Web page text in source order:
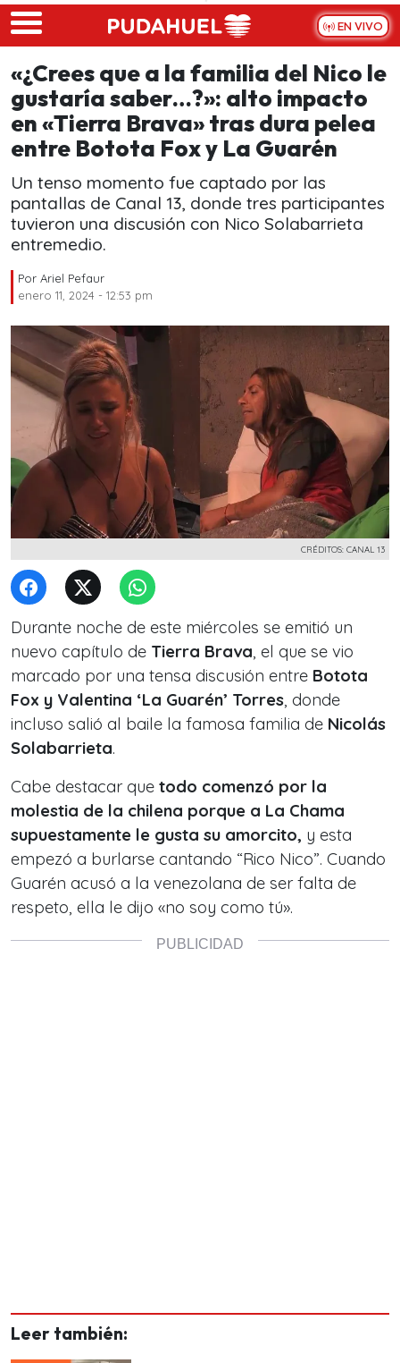
Skip to main content
EN VIVO
«¿Crees que a la familia del Nico le
gustaría saber…?»: alto impacto
en «Tierra Brava» tras dura pelea
entre Botota Fox y La Guarén
Un tenso momento fue captado por las
pantallas de Canal 13, donde tres participantes
tuvieron una discusión con Nico Solabarrieta
entremedio.
Por Ariel Pefaur
enero 11, 2024 - 12:53 pm
CRÉDITOS: CANAL 13
Durante noche de este miércoles se emitió un
nuevo capítulo de Tierra Brava, el que se vio
marcado por una tensa discusión entre Botota
Fox y Valentina ‘La Guarén’ Torres, donde
incluso salió al baile la famosa familia de Nicolás
Solabarrieta.
Cabe destacar que todo comenzó por la
molestia de la chilena porque a La Chama
supuestamente le gusta su amorcito, y esta
empezó a burlarse cantando “Rico Nico”. Cuando
Guarén acusó a la venezolana de ser falta de
respeto, ella le dijo «no soy como tú».
Leer también: